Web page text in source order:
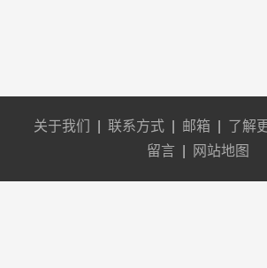
关于我们 联系方式 邮箱 了解
留言
网站地图